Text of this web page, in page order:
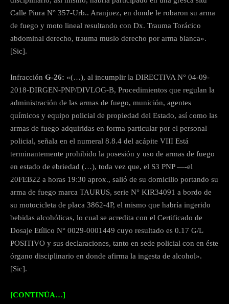
Calle Piura N° 357-Urb.. Aranjuez, en donde le robaron su arma
de fuego y moto lineal resultando con Dx. Trauma Torácico
abdominal derecho, trauma muslo derecho por arma blanca».
[Sic].
Infracción G-26: «(…), al incumplir la DIRECTIVA N° 04-09-
2018-DIRGEN-PNP/DIVLOG-B, Procedimientos que regulan la
administración de las armas de fuego, munición, agentes
químicos y equipo policial de propiedad del Estado, así como las
armas de fuego adquiridas en forma particular por el personal
policial, señala en el numeral 8.8.4 del acápite VIII Está
terminantemente prohibido la posesión y uso de armas de fuego
en estado de ebriedad (…), toda vez que, el S3 PNP —-el
20FEB22 a horas 19:30 aprox., salió de su domicilio portando su
arma de fuego marca TAURUS, serie N° KIR34091 a bordo de
su motocicleta de placa 3862-4P, el mismo que habría ingerido
bebidas alcohólicas, lo cual se acredita con el Certificado de
Dosaje Etílico N° 0029-0001449 cuyo resultado es 0.17 G/L
POSITIVO y sus declaraciones, tanto en sede policial con en éste
órgano disciplinario en donde afirma la ingesta de alcohol».
[Sic].
[CONTINÚA…]